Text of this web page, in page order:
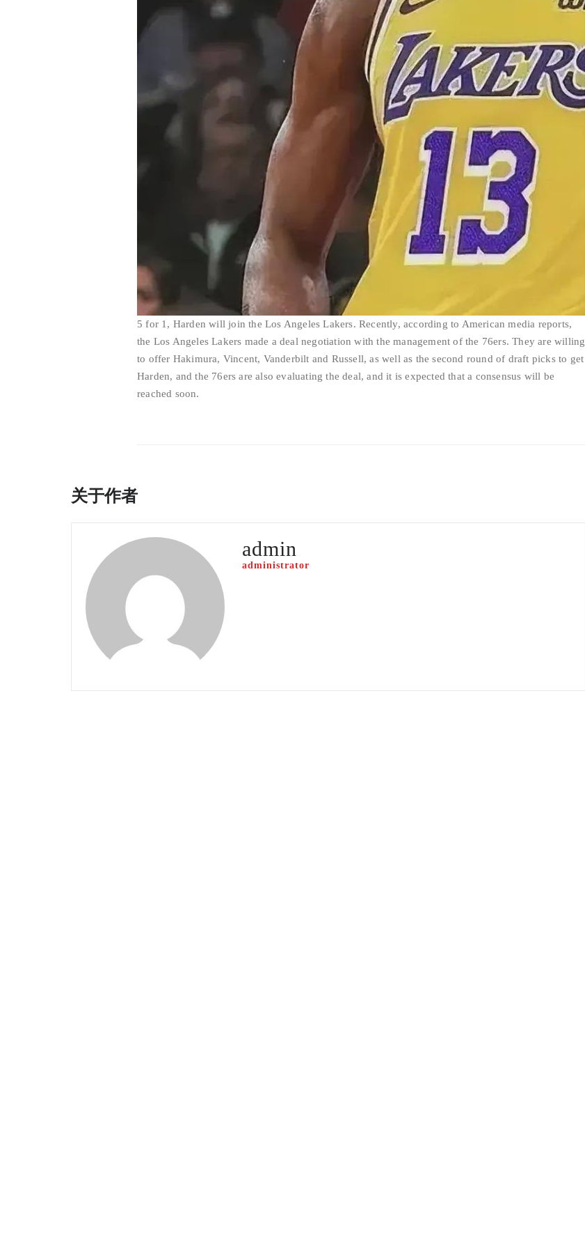
5 for 1, Harden will join the Los Angeles Lakers. Recently, according to American media reports,
the Los Angeles Lakers made a deal negotiation with the management of the 76ers. They are willing
to offer Hakimura, Vincent, Vanderbilt and Russell, as well as the second round of draft picks to get
Harden, and the 76ers are also evaluating the deal, and it is expected that a consensus will be
reached soon.
关于作者
admin
administrator